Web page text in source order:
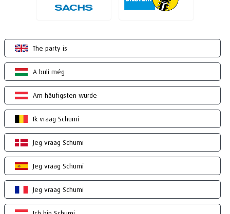
The party is
A buli még
Am häufigsten wurde
Ik vraag Schumi
Jeg vraag Schumi
Jeg vraag Schumi
Jeg vraag Schumi